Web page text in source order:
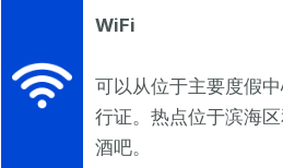
WiFi
可以从位于主要度假
行证。热点位于滨海
酒吧。